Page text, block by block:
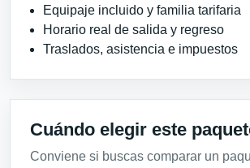
Equipaje incluido y familia tarifaria
Horario real de salida y regreso
Traslados, asistencia e impuestos
Cuándo elegir este
Conviene si buscas comparar un